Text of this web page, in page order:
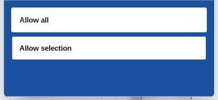
Allow all
Allow selection